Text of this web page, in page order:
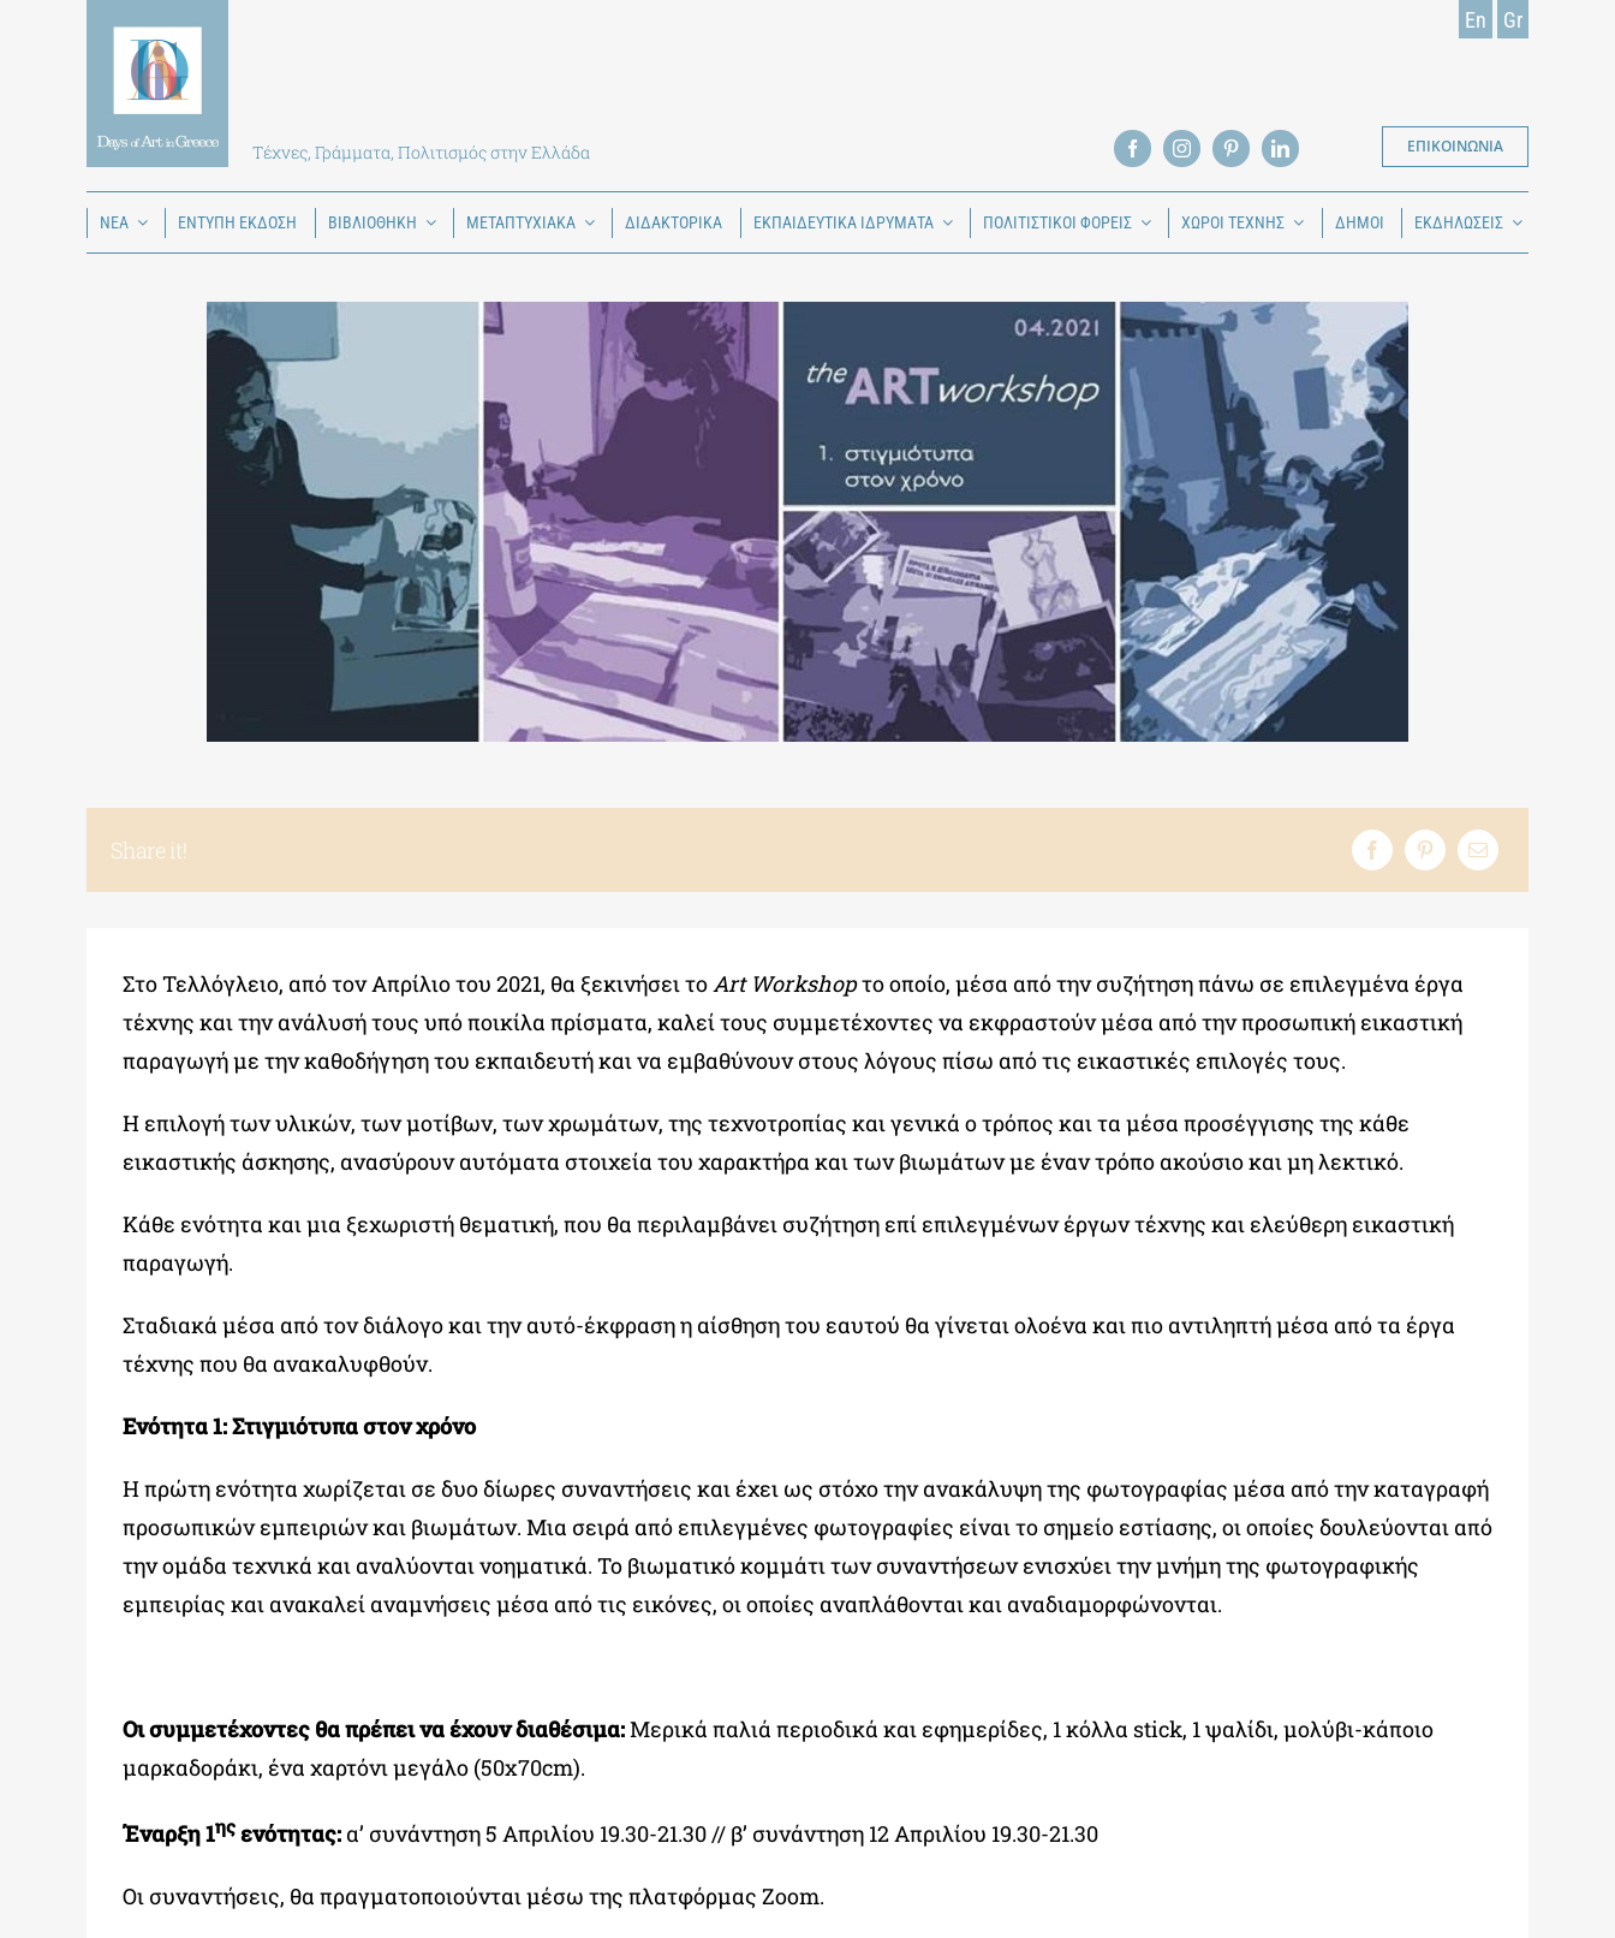
Τέχνες, Γράμματα, Πολιτισμός στην Ελλάδα
En Gr
ΕΠΙΚΟΙΝΩΝΙΑ
ΝΕΑ ΕΝΤΥΠΗ ΕΚΔΟΣΗ ΒΙΒΛΙΟΘΗΚΗ ΜΕΤΑΠΤΥΧΙΑΚΑ ΔΙΔΑΚΤΟΡΙΚΑ ΕΚΠΑΙΔΕΥΤΙΚΑ ΙΔΡΥΜΑΤΑ ΠΟΛΙΤΙΣΤΙΚΟΙ ΦΟΡΕΙΣ ΧΩΡΟΙ ΤΕΧΝΗΣ ΔΗΜΟΙ ΕΚΔΗΛΩΣΕΙΣ
Share it!
Στο Τελλόγλειο, από τον Απρίλιο του 2021, θα ξεκινήσει τοΑrt Workshopτο οποίο, μέσα από την συζήτηση πάνω σε επιλεγμένα έργα
τέχνης και την ανάλυσή τους υπό ποικίλα πρίσματα, καλεί τους συμμετέχοντες να εκφραστούν μέσα από την προσωπική εικαστική
παραγωγή με την καθοδήγηση του εκπαιδευτή και να εμβαθύνουν στους λόγους πίσω από τις εικαστικές επιλογές τους.
Η επιλογή των υλικών, των μοτίβων, των χρωμάτων, της τεχνοτροπίας και γενικά ο τρόπος και τα μέσα προσέγγισης της κάθε
εικαστικής άσκησης, ανασύρουν αυτόματα στοιχεία του χαρακτήρα και των βιωμάτων με έναν τρόπο ακούσιο και μη λεκτικό.
Κάθε ενότητα και μια ξεχωριστή θεματική, που θα περιλαμβάνει συζήτηση επί επιλεγμένων έργων τέχνης και ελεύθερη εικαστική
παραγωγή.
Σταδιακά μέσα από τον διάλογο και την αυτό-έκφραση η αίσθηση του εαυτού θα γίνεται ολοένα και πιο αντιληπτή μέσα από τα έργα
τέχνης που θα ανακαλυφθούν.
Ενότητα 1: Στιγμιότυπα στον χρόνο
Η πρώτη ενότητα χωρίζεται σε δυο δίωρες συναντήσεις και έχει ως στόχο την ανακάλυψη της φωτογραφίας μέσα από την καταγραφή
προσωπικών εμπειριών και βιωμάτων. Μια σειρά από επιλεγμένες φωτογραφίες είναι το σημείο εστίασης, οι οποίες δουλεύονται από
την ομάδα τεχνικά και αναλύονται νοηματικά. Το βιωματικό κομμάτι των συναντήσεων ενισχύει την μνήμη της φωτογραφικής
εμπειρίας και ανακαλεί αναμνήσεις μέσα από τις εικόνες, οι οποίες αναπλάθονται και αναδιαμορφώνονται.
Οι συμμετέχοντες θα πρέπει να έχουν διαθέσιμα:Μερικά παλιά περιοδικά και εφημερίδες, 1 κόλλα stick, 1 ψαλίδι, μολύβι-κάποιο
μαρκαδοράκι, ένα χαρτόνι μεγάλο (50x70cm).
Έναρξη 1ηςενότητας: α’ συνάντηση 5 Απριλίου 19.30-21.30 // β’ συνάντηση 12 Απριλίου 19.30-21.30
Οι συναντήσεις, θα πραγματοποιούνται μέσω της πλατφόρμας Zoom.